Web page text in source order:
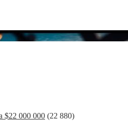
$22 000 000 (22 880)